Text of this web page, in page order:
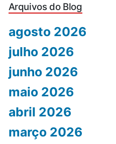
Arquivos do Blog
agosto 2026
julho 2026
junho 2026
maio 2026
abril 2026
março 2026